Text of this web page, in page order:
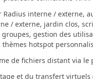
interne / externe,
/ externe, jardin clos,
gestion des
hotspot
de fichiers distant via le
et du transfert virtuels